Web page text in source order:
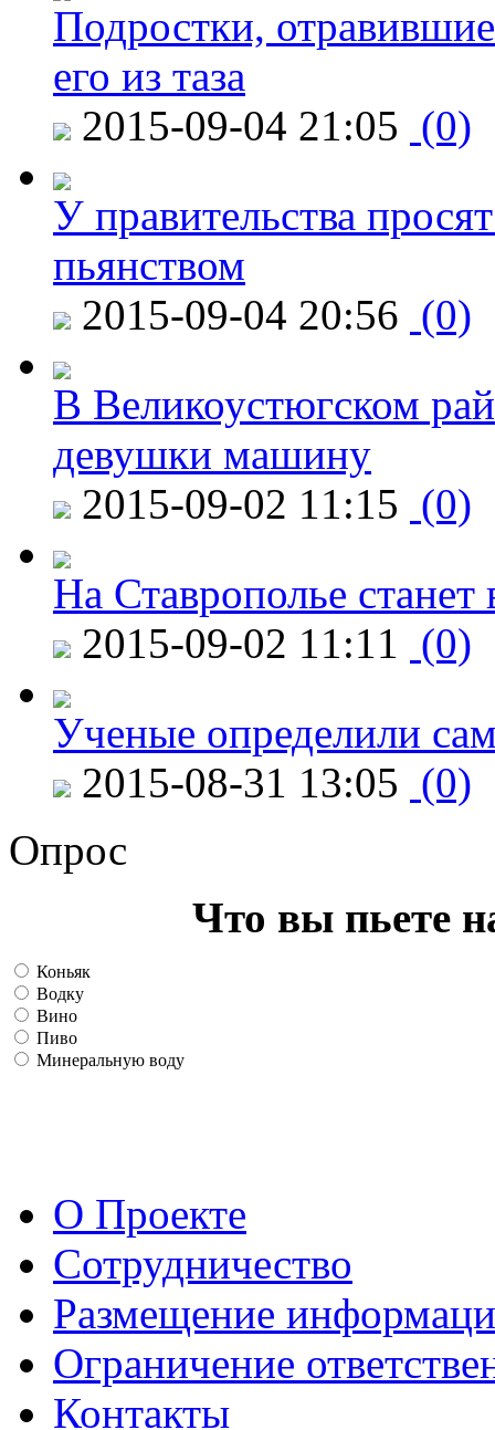
Подростки,
его из таза
2015-09-04 21:05 (0)
У правительства
пьянством
2015-09-04 20:56 (0)
В Великоустюгском
девушки машину
2015-09-02 11:15 (0)
На Ставрополье
2015-09-02 11:11 (0)
Ученые определили
2015-08-31 13:05 (0)
Опрос
Что вы пьете
Коньяк
Водку
Вино
Пиво
Минеральную воду
О Проекте
Сотрудничество
Размещение
Ограничение
Контакты